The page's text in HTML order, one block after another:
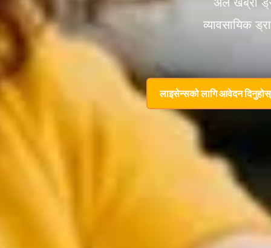
व्यावसायिक
लाइसेन्सको लागि आवेदन दिनुहोस्